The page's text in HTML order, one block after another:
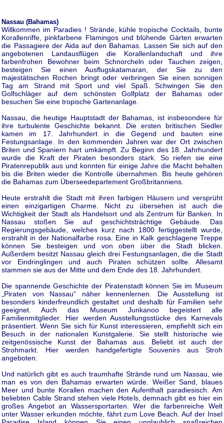
Nassau (Bahamas)
Willkommen im Paradies ! Strände, kühle tropische Cocktails, bunte
Korallenriffe, pinkfarbene Flamingos und blühende Gärten erwarten
die Passagiere der Aida auf den Bahamas. Lassen Sie sich auf den
angebotenen Landausflügen die Korallenlandschaft und ihre
farbenfrohen Bewohner beim Schnorcheln oder Tauchen zeigen,
besteigen Sie einen Ausflugskatamaran, der Sie zu den
majestätischen Rochen bringt oder verbringen Sie einen sonnigen
Tag am Strand mit Sport und viel Spaß. Schwingen Sie den
Golfschläger auf dem schönsten Golfplatz der Bahamas oder
besuchen Sie eine tropische Gartenanlage.
Nassau, die heutige Hauptstadt der Bahamas, ist insbesondere für
ihre turbulente Geschichte bekannt. Die ersten britischen Siedler
kamen im 17. Jahrhundert in die Gegend und bauten eine
Festungsanlage. In den kommenden Jahren war der Ort zwischen
Briten und Spaniern hart umkämpft. Zu Beginn des 18. Jahrhundert
wurde die Kraft der Piraten besonders stark. So riefen sie eine
Piratenrepublik aus und konnten für einige Jahre die Macht behalten
bis die Briten wieder die Kontrolle übernahmen. Bis heute gehören
die Bahamas zum Überseedepartement Großbritanniens.
Heute erstrahlt die Stadt mit ihren farbigen Häusern und versprüht
einen einzigartigen Charme. Nicht zu übersehen ist auch die
Wichtigkeit der Stadt als Handelsort und als Zentrum für Banken. In
Nassau stoßen Sie auf geschichtsträchtige Gebäude. Das
Regierungsgebäude, welches kurz nach 1800 fertiggestellt wurde,
erstrahlt in der Nationalfarbe rosa. Eine in Kalk geschlagene Treppe
können Sie besteigen und von oben über die Stadt blicken.
Außerdem besitzt Nassau gleich drei Festungsanlagen, die die Stadt
vor Eindringlingen und auch Piraten schützen sollte. Allesamt
stammen sie aus der Mitte und dem Ende des 18. Jahrhundert.
Die spannende Geschichte der Piratenstadt können Sie im Museum
„Piraten von Nassau“ näher kennenlernen. Die Ausstellung ist
besonders kinderfreundlich gestaltet und deshalb für Familien sehr
geeignet. Auch das Museum Junkanoo begeistert alle
Familienmitglieder. Hier werden Ausstellungsstücke des Karnevals
präsentiert. Wenn Sie sich für Kunst interessieren, empfiehlt sich ein
Besuch in der nationalen Kunstgalerie. Sie stellt historische wie
zeitgenössische Kunst der Bahamas aus. Beliebt ist auch der
Strohmarkt. Hier werden handgefertigte Souvenirs aus Stroh
angeboten.
Und natürlich gibt es auch traumhafte Strände rund um Nassau, wie
man es von den Bahamas erwarten würde. Weißer Sand, blaues
Meer und bunte Korallen machen den Aufenthalt paradiesisch. Am
beliebten Cable Strand stehen viele Hotels, demnach gibt es hier ein
großes Angebot an Wassersportarten. Wer die farbenreiche Welt
unter Wasser erkunden möchte, fährt zum Love Beach. Auf der Insel